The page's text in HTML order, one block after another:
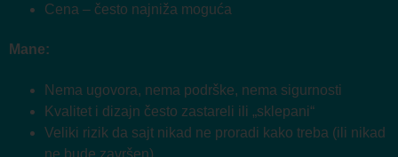
Cena – često najniža moguća
Mane:
Nema ugovora, nema podrške, nema sigurnosti
Kvalitet i dizajn često zastareli ili „sklepani“
Veliki rizik da sajt nikad ne proradi kako treba (ili nikad
ne bude završen)